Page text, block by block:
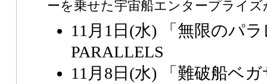
ーを乗せた宇宙船エンタープライズ
11月1日(水) 「無限のパ
PARALLELS
11月8日(水) 「難破船ベ